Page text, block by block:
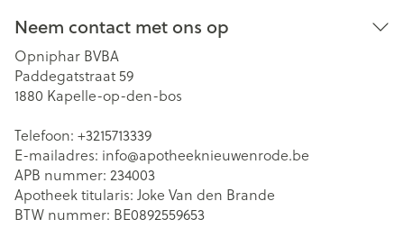
Neem contact met ons op
Opniphar BVBA
Paddegatstraat 59
1880 Kapelle-op-den-bos
Telefoon: +3215713339
E-mailadres: info@apotheeknieuwenrode.be
APB nummer: 234003
Apotheek titularis: Joke Van den Brande
BTW nummer: BE0892559653